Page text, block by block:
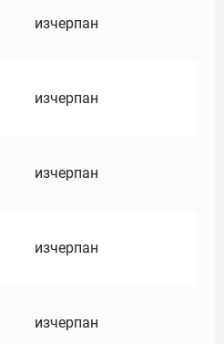
изчерпан
изчерпан
изчерпан
изчерпан
изчерпан